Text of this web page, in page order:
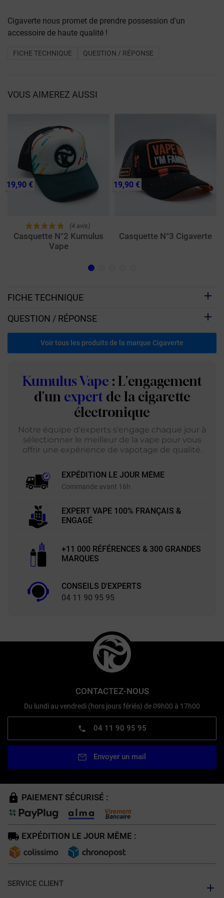
Cigaverte nous promet de prendre possession d'un
accessoire de haute qualité !
FICHE TECHNIQUE QUESTION / RÉPONSE
VOUS AIMEREZ AUSSI
(4 avis)
Casquette N°2 Kumulus
Vape
19,90 €
Casquette N°3 Cigaverte
19,90 €
FICHE TECHNIQUE
QUESTION / RÉPONSE
Voir tous les produits de la marque Cigaverte
Kumulus Vape : L'engagement
d'un expert de la cigarette
électronique
Notre équipe d'experts s'engage chaque jour à
sélectionner le meilleur de la vape pour vous
offrir une expérience de vapotage de qualité.
EXPÉDITION LE JOUR MÊME
Commande avant 16h
EXPERT VAPE 100% FRANÇAIS &
ENGAGÉ
+11 000 RÉFÉRENCES & 300 GRANDES
MARQUES
CONSEILS D'EXPERTS
04 11 90 95 95
CONTACTEZ-NOUS
Du lundi au vendredi (hors jours fériés) de 09h00 à 17h00
04 11 90 95 95
Envoyer un mail
PAIEMENT SÉCURISÉ :
EXPÉDITION LE JOUR MÊME :
SERVICE CLIENT